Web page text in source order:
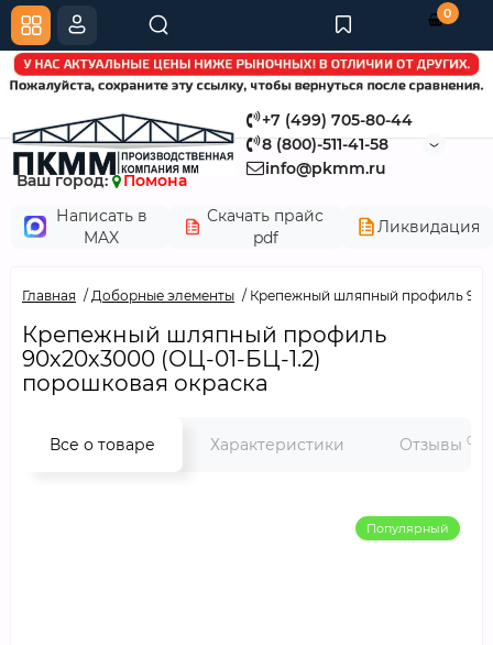
+7 (499) 705-80-44
8 (800)-511-41-58
info@pkmm.ru
Ваш город:
Помона
Написать в
MAX
Скачать прайс
pdf
Ликвидация
0
Главная Доборные элементы Крепежный шляпный профиль
Крепежный шляпный профиль
90х20х3000 (ОЦ-01-БЦ-1.2)
порошковая окраска
Все о товаре Характеристики Отзывы 0
Популярный